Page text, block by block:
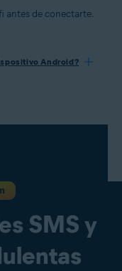
antes de conectarte.
Android?
SMS y